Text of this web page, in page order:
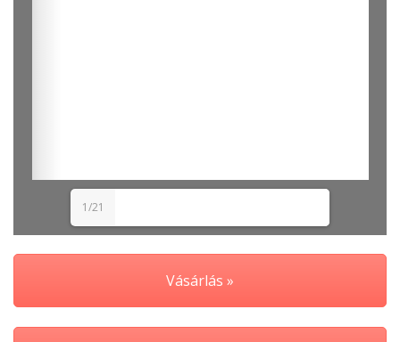
1/21
Vásárlás »